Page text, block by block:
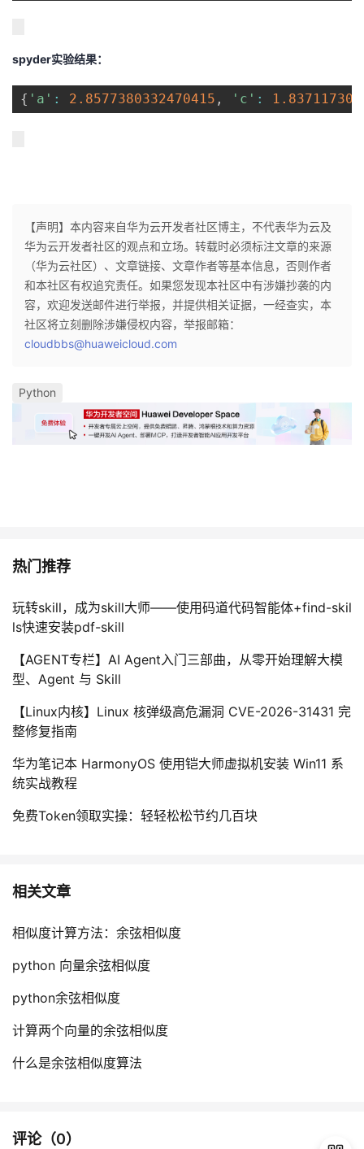
spyder实验结果：
{ 'a' : 2.8577380332470415 , 'c' :
【声明】本内容来自华为云开发者社区博主，不代表华为云及
华为云开发者社区的观点和立场。转载时必须标注文章的来源
（华为云社区）、文章链接、文章作者等基本信息，否则作者
和本社区有权追究责任。如果您发现本社区中有涉嫌抄袭的内
容，欢迎发送邮件进行举报，并提供相关证据，一经查实，本
社区将立刻删除涉嫌侵权内容，举报邮箱：
cloudbbs@huaweicloud.com
Python
热门推荐
玩转skill，成为skill大师——使用码道代码智能体+find-skil
ls快速安装pdf-skill
【AGENT专栏】AI Agent入门三部曲，从零开始理解大模
型、Agent 与 Skill
【Linux内核】Linux 核弹级高危漏洞 CVE-2026-31431 完
整修复指南
华为笔记本 HarmonyOS 使用铠大师虚拟机安装 Win11 系
统实战教程
免费Token领取实操：轻轻松松节约几百块
相关文章
相似度计算方法：余弦相似度
python 向量余弦相似度
python余弦相似度
计算两个向量的余弦相似度
什么是余弦相似度算法
评论（0）